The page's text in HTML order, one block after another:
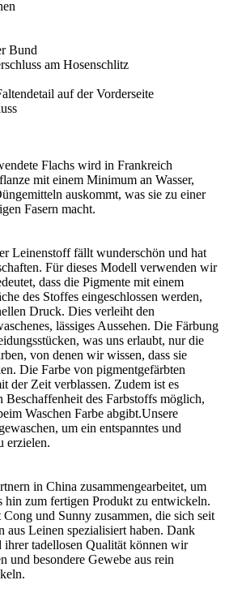
Bund
am Hosenschlitz
auf der Vorderseite
Flachs wird in Frankreich
mit einem Minimum an Wasser,
auskommt, was sie zu einer
Fasern macht.
Leinenstoff fällt wunderschön und hat
Für dieses Modell verwenden wir
dass die Pigmente mit einem
des Stoffes eingeschlossen werden,
Druck. Dies verleiht den
lässiges Aussehen. Die Färbung
was uns erlaubt, nur die
von denen wir wissen, dass sie
Die Farbe von pigmentgefärbten
der Zeit verblassen. Zudem ist es
Beschaffenheit des Farbstoffs möglich,
Waschen Farbe abgibt.Unsere
um ein entspanntes und
erzielen.
in China zusammengearbeitet, um
hin zum fertigen Produkt zu entwickeln.
und Sunny zusammen, die sich seit
aus Leinen spezialisiert haben. Dank
tadellosen Qualität können wir
und besondere Gewebe aus rein